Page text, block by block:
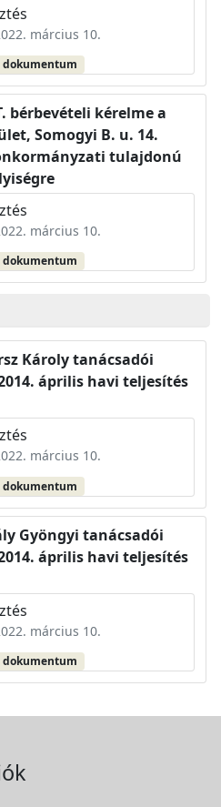
március 10.
dokumentum
bérbevételi kérelme a
Somogyi B. u. 14.
tulajdonú
március 10.
dokumentum
Károly tanácsadói
április havi teljesítés
március 10.
dokumentum
Gyöngyi tanácsadói
április havi teljesítés
március 10.
dokumentum